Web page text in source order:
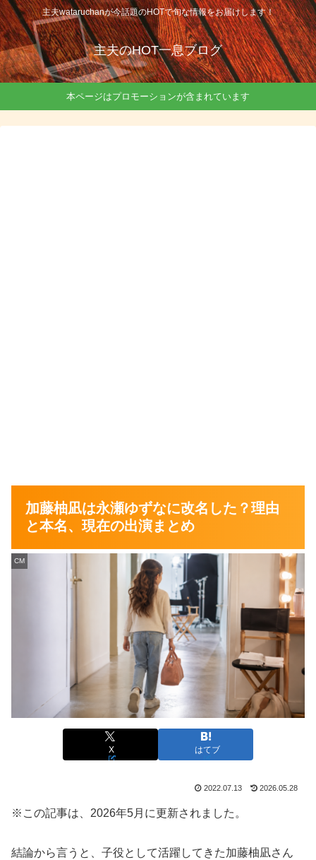
主夫wataruchanが今話題のHOTで旬な情報をお届けします！
主夫のHOT一息ブログ
本ページはプロモーションが含まれています
加藤柚凪は永瀬ゆずなに改名した？理由
と本名、現在の出演まとめ
CM
X はてブ
2022.07.13 2026.05.28
※この記事は、2026年5月に更新されました。
結論から言うと、子役として活躍してきた加藤柚凪さん